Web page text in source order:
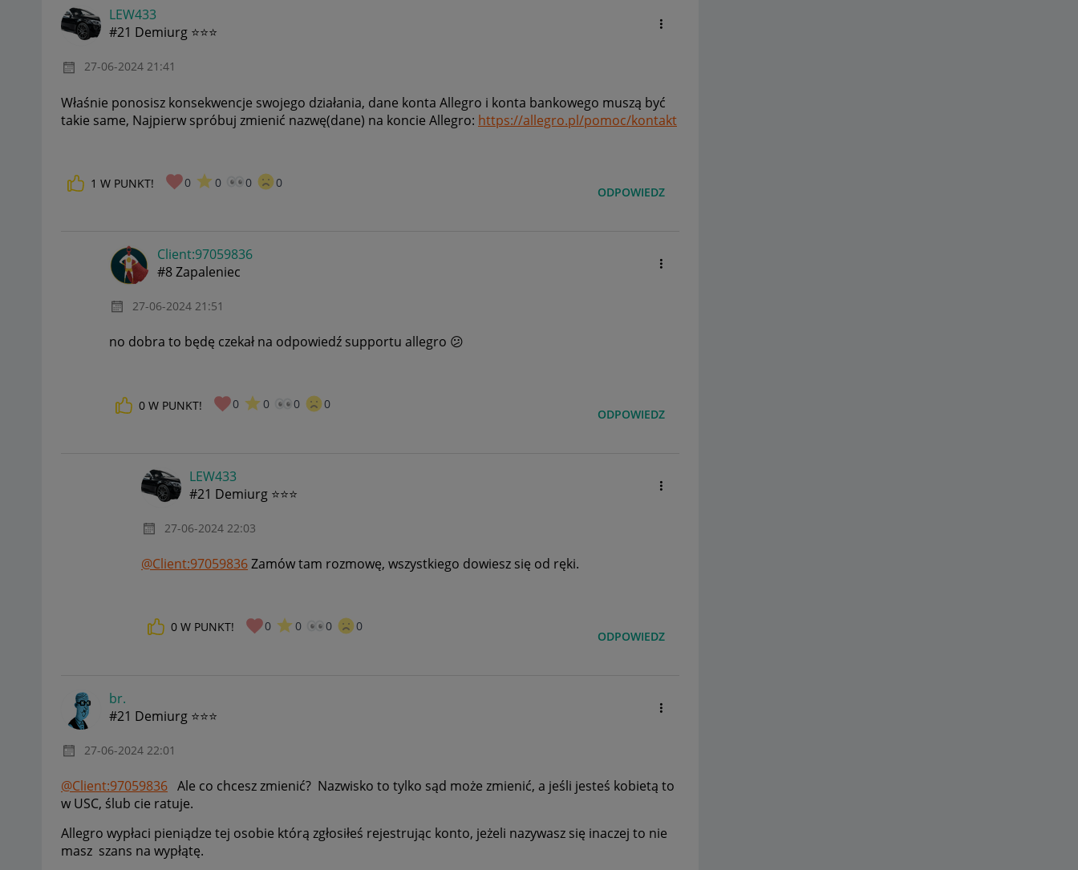
LEW433
#21 Demiurg ⭐⭐⭐
‎27-06-2024 21:41
Właśnie ponosisz konsekwencje swojego działania, dane konta Allegro i konta bankowego muszą być
takie same, Najpierw spróbuj zmienić nazwę(dane) na koncie Allegro: https://allegro.pl/pomoc/kontakt
1 W PUNKT! 0 0 0 0
ODPOWIEDZ
Client:97059836
#8 Zapaleniec
‎27-06-2024 21:51
no dobra to będę czekał na odpowiedź supportu allegro 😕
0 W PUNKT! 0 0 0 0
ODPOWIEDZ
LEW433
#21 Demiurg ⭐⭐⭐
‎27-06-2024 22:03
@Client:97059836Zamów tam rozmowę, wszystkiego dowiesz się od ręki.
0 W PUNKT! 0 0 0 0
ODPOWIEDZ
br.
#21 Demiurg ⭐⭐⭐
‎27-06-2024 22:01
@Client:97059836 Ale co chcesz zmienić? Nazwisko to tylko sąd może zmienić, a jeśli jesteś kobietą to
w USC, ślub cie ratuje.
Allegro wypłaci pieniądze tej osobie którą zgłosiłeś rejestrując konto, jeżeli nazywasz się inaczej to nie
masz szans na wypłątę.